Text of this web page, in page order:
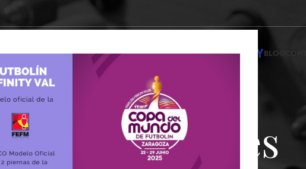
TIENDA DE FUTBOLINESALQUILER DE FUTBOLINESINFINITYBLOG
Operadores